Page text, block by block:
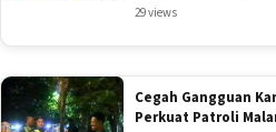
29 views
Cegah Gangguan
Perkuat Patroli